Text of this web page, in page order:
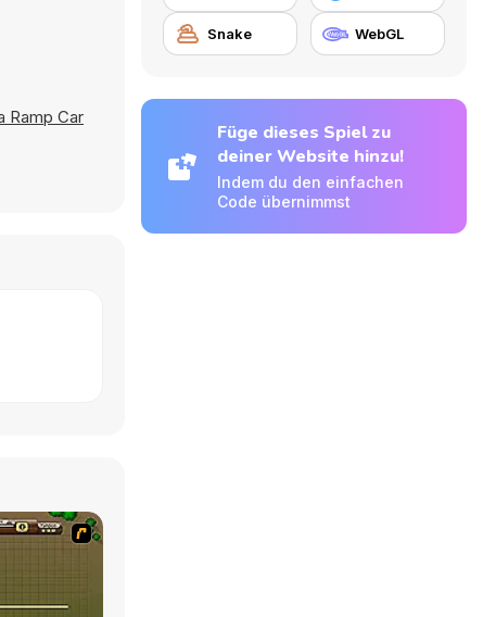
Ramp Car
Snake WebGL
Füge dieses Spiel zu
deiner Website hinzu!
Indem du den einfachen
Code übernimmst